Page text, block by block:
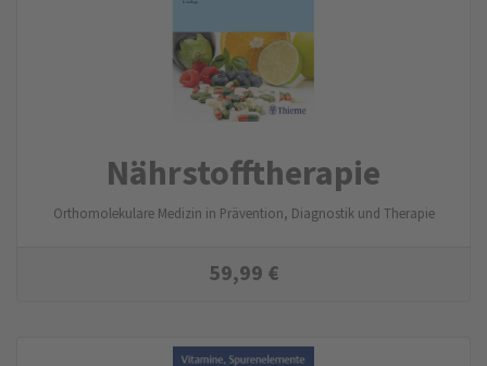
Nährstoff­therapie
Orthomolekulare Medizin in Prävention, Diagnostik und Therapie
59,99 €